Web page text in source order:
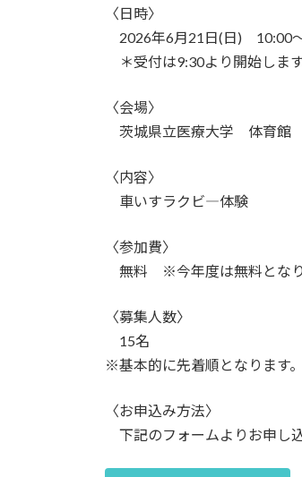
〈日時〉
2026年6月21日(日) 10:00
＊受付は9:30より開始します
〈会場〉
茨城県立医療大学 体育館
〈内容〉
車いすラクビ―体験
〈参加費〉
無料 ※今年度は無料となり
〈募集人数〉
15名
※基本的に先着順となります
〈お申込み方法〉
下記のフォームよりお申し